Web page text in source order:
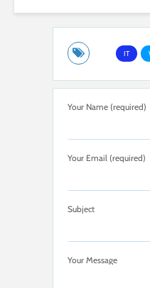
IT
Your Name (required)
Your Email (required)
Subject
Your Message